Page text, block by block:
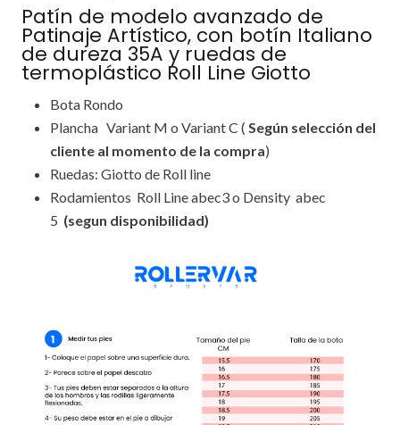
Patín de modelo avanzado de
Patinaje Artístico, con botín Italiano
de dureza 35A y ruedas de
termoplástico Roll Line Giotto
Bota Rondo
Plancha Variant M o Variant C ( Según selección del
cliente al momento de la compra)
Ruedas: Giotto de Roll line
Rodamientos Roll Line abec3 o Density abec
5 (segun disponibilidad)